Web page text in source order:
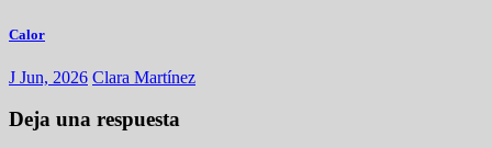
Calor
J Jun, 2026 Clara Martínez
Deja una respuesta